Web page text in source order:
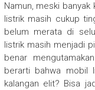
Namun, meski
listrik masih cukup
belum merata di
listrik masih menjadi
benar
berarti bahwa mobil
kalangan elit? Bisa